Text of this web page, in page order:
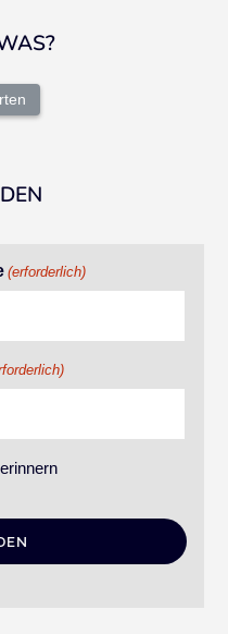
(erforderlich)